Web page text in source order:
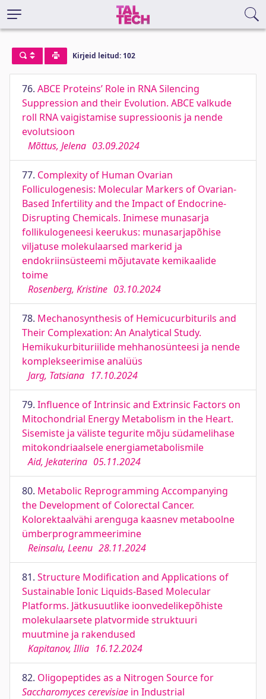
Kirjeid leitud: 102
76. ABCE Proteins’ Role in RNA Silencing
Suppression and their Evolution. ABCE valkude
roll RNA vaigistamise supressioonis ja nende
evolutsioon
Mõttus, Jelena 03.09.2024
77. Complexity of Human Ovarian
Folliculogenesis: Molecular Markers of Ovarian-
Based Infertility and the Impact of Endocrine-
Disrupting Chemicals. Inimese munasarja
follikulogeneesi keerukus: munasarjapõhise
viljatuse molekulaarsed markerid ja
endokriinsüsteemi mõjutavate kemikaalide
toime
Rosenberg, Kristine 03.10.2024
78. Mechanosynthesis of Hemicucurbiturils and
Their Complexation: An Analytical Study.
Hemikukurbituriilide mehhanosünteesi ja nende
komplekseerimise analüüs
Jarg, Tatsiana 17.10.2024
79. Influence of Intrinsic and Extrinsic Factors on
Mitochondrial Energy Metabolism in the Heart.
Sisemiste ja väliste tegurite mõju südamelihase
mitokondriaalsele energiametabolismile
Aid, Jekaterina 05.11.2024
80. Metabolic Reprogramming Accompanying
the Development of Colorectal Cancer.
Kolorektaalvähi arenguga kaasnev metaboolne
ümberprogrammeerimine
Reinsalu, Leenu 28.11.2024
81. Structure Modification and Applications of
Sustainable Ionic Liquids-Based Molecular
Platforms. Jätkusuutlike ioonvedelikepõhiste
molekulaarsete platvormide struktuuri
muutmine ja rakendused
Kapitanov, Illia 16.12.2024
82. Oligopeptides as a Nitrogen Source for
Saccharomyces cerevisiae in Industrial